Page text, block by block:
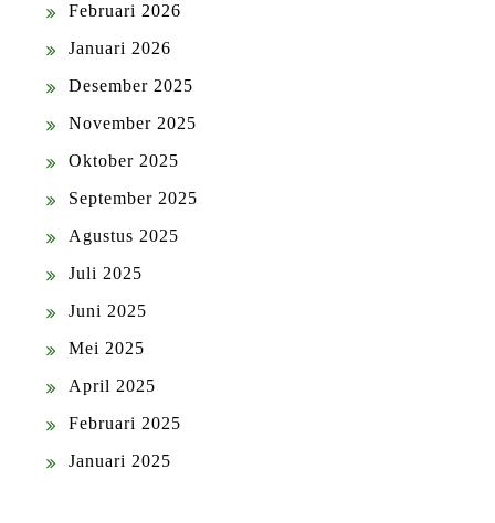
Februari 2026
Januari 2026
Desember 2025
November 2025
Oktober 2025
September 2025
Agustus 2025
Juli 2025
Juni 2025
Mei 2025
April 2025
Februari 2025
Januari 2025